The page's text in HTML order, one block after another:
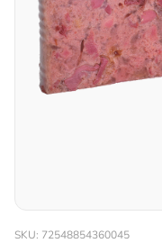
SKU: 72548854360045